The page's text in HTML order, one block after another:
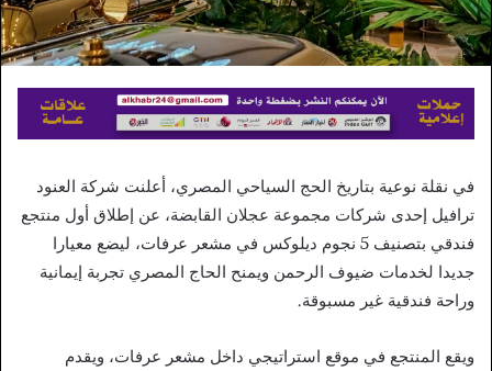
في نقلة نوعية بتاريخ الحج السياحي المصري، أعلنت شركة العنود
ترافيل إحدى شركات مجموعة عجلان القابضة، عن إطلاق أول منتجع
فندقي بتصنيف 5 نجوم ديلوكس في مشعر عرفات، ليضع معيارا
جديدا لخدمات ضيوف الرحمن ويمنح الحاج المصري تجربة إيمانية
وراحة فندقية غير مسبوقة.
ويقع المنتجع في موقع استراتيجي داخل مشعر عرفات، ويقدم